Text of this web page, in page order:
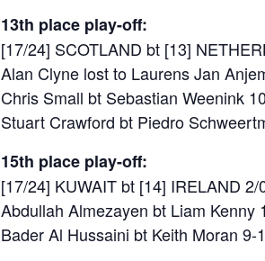
13th place play-off:
[17/24] SCOTLAND bt [13]
Alan Clyne lost to Laurens Jan
Chris Small bt Sebastian Weenink
Stuart Crawford bt Piedro
15th place play-off:
[17/24] KUWAIT bt [14] IRELAND 2/
Abdullah Almezayen bt Liam Kenny
Bader Al Hussaini bt Keith Moran